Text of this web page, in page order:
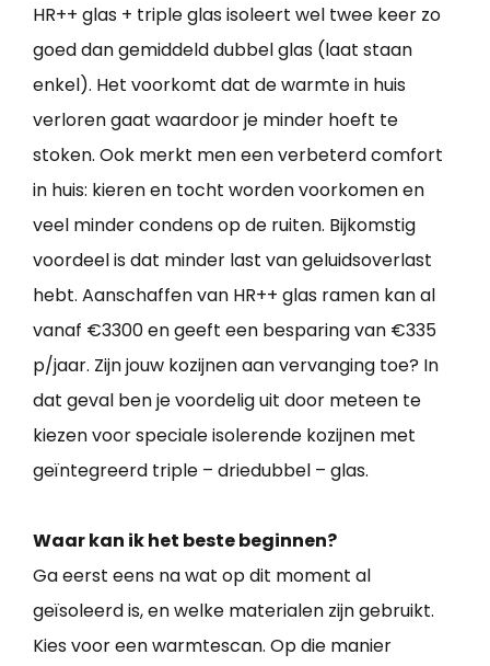
HR++ glas + triple glas isoleert wel twee keer zo
goed dan gemiddeld dubbel glas (laat staan
enkel). Het voorkomt dat de warmte in huis
verloren gaat waardoor je minder hoeft te
stoken. Ook merkt men een verbeterd comfort
in huis: kieren en tocht worden voorkomen en
veel minder condens op de ruiten. Bijkomstig
voordeel is dat minder last van geluidsoverlast
hebt. Aanschaffen van HR++ glas ramen kan al
vanaf €3300 en geeft een besparing van €335
p/jaar. Zijn jouw kozijnen aan vervanging toe? In
dat geval ben je voordelig uit door meteen te
kiezen voor speciale isolerende kozijnen met
geïntegreerd triple – driedubbel – glas.
Waar kan ik het beste beginnen?
Ga eerst eens na wat op dit moment al
geïsoleerd is, en welke materialen zijn gebruikt.
Kies voor een warmtescan. Op die manier